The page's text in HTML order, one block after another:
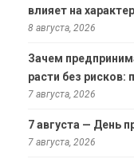
влияет на
8 августа, 2026
Зачем
расти без рисков:
7 августа, 2026
7 августа — День
7 августа, 2026